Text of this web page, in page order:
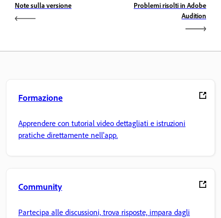
Note sulla versione
Problemi risolti in Adobe
Audition
Formazione
Apprendere con tutorial video dettagliati e istruzioni
pratiche direttamente nell'app.
Community
Partecipa alle discussioni, trova risposte, impara dagli